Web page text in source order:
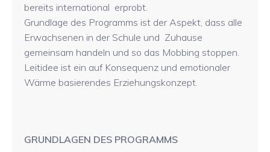
bereits international erprobt.
Grundlage des Programms ist der Aspekt, dass alle
Erwachsenen in der Schule und Zuhause
gemeinsam handeln und so das Mobbing stoppen.
Leitidee ist ein auf Konsequenz und emotionaler
Wärme basierendes Erziehungskonzept.
GRUNDLAGEN DES PROGRAMMS